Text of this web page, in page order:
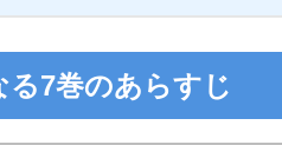
7巻のあらすじ